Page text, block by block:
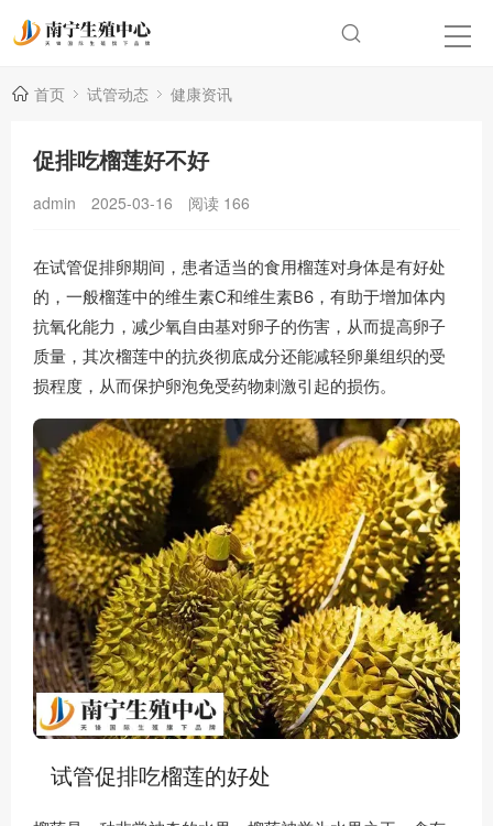
首页 试管动态 健康资讯
促排吃榴莲好不好
admin 2025-03-16 阅读 166
在试管促排卵期间，患者适当的食用榴莲对身体是有好处
的，一般榴莲中的维生素C和维生素B6，有助于增加体内
抗氧化能力，减少氧自由基对卵子的伤害，从而提高卵子
质量，其次榴莲中的抗炎彻底成分还能减轻卵巢组织的受
损程度，从而保护卵泡免受药物刺激引起的损伤。
试管促排吃榴莲的好处